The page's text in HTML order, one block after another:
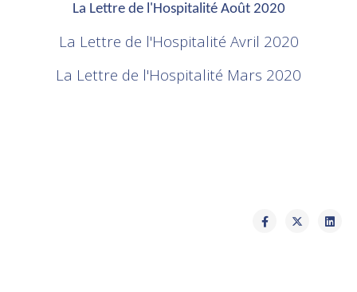
La Lettre de l'Hospitalité Août 2020
La Lettre de l'Hospitalité Avril 2020
La Lettre de l'Hospitalité Mars 2020